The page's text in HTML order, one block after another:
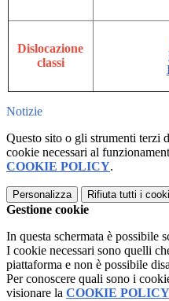
Dislocazione
classi
Notizie
Questo sito o gli strumenti terzi
cookie necessari al
COOKIE POLICY.
Personalizza Rifiuta tutti i
Gestione cookie
In questa schermata è possibile
I cookie necessari sono quelli
piattaforma e non è possibile
Per conoscere quali sono i
visionare la COOKIE POLICY